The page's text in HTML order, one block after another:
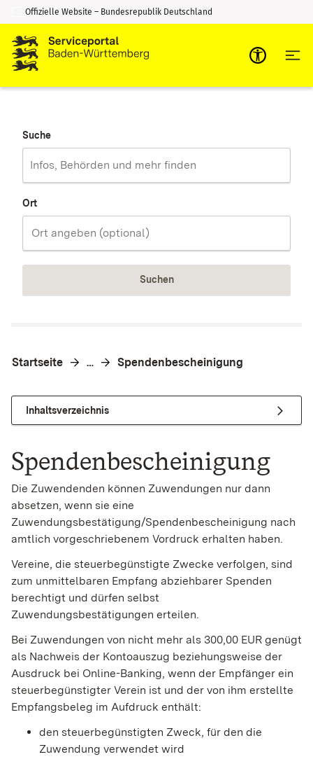
Zum Inhalt springen
Zur Suche springen
Offizielle Website – Bundesrepublik Deutschland
Suche
Ort
Suchen
Startseite … Spendenbescheinigung
Inhaltsverzeichnis
Spendenbescheinigung
Die Zuwendenden können Zuwendungen nur dann
absetzen, wenn sie eine
Zuwendungsbestätigung/Spendenbescheinigung nach
amtlich vorgeschriebenem Vordruck erhalten haben.
Vereine, die steuerbegünstigte Zwecke verfolgen, sind
zum unmittelbaren Empfang abziehbarer Spenden
berechtigt und dürfen selbst
Zuwendungsbestätigungen erteilen.
Bei Zuwendungen von nicht mehr als 300,00 EUR genügt
als Nachweis der Kontoauszug beziehungsweise der
Ausdruck bei Online-Banking, wenn der Empfänger ein
steuerbegünstigter Verein ist und der von ihm erstellte
Empfangsbeleg im Aufdruck enthält:
den steuerbegünstigten Zweck, für den die
Zuwendung verwendet wird